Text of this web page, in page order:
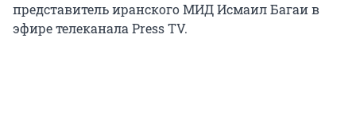
представитель иранского МИД Исмаил Багаи в
эфире телеканала Press TV.